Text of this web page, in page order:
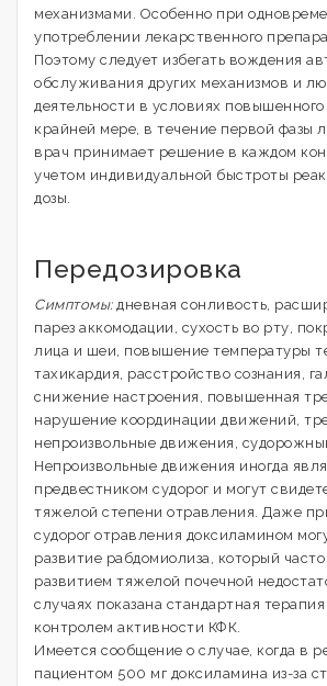
механизмами. Особенно при
употреблении лекарственного
Поэтому следует избегать вождения
обслуживания других механизмов и
деятельности в условиях
крайней мере, в течение первой фазы
врач принимает решение в каждом
учетом индивидуальной быстроты
дозы.
Передозировка
Симптомы:дневная сонливость,
парез аккомодации, сухость во рту,
лица и шеи, повышение температуры
тахикардия, расстройство сознания,
снижение настроения, повышенная
нарушение координации движений,
непроизвольные движения,
Непроизвольные движения иногда
предвестником судорог и могут
тяжелой степени отравления. Даже
судорог отравления доксиламином
развитие рабдомиолиза, который
развитием тяжелой почечной
случаях показана стандартная
контролем активности КФК.
Имеется сообщение о случае, когда в
пациентом 500 мг доксиламина из-за